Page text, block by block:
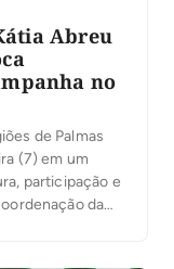
Abreu
no
de Palmas
(7) em um
participação e
da